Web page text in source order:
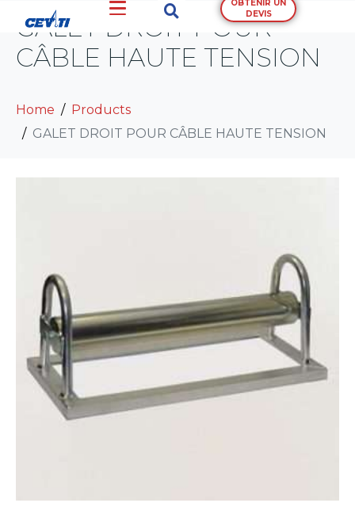
OBTENIR UN
DEVIS
GALET DROIT POUR
CÂBLE HAUTE TENSION
Home
Products
GALET DROIT POUR CÂBLE HAUTE TENSION